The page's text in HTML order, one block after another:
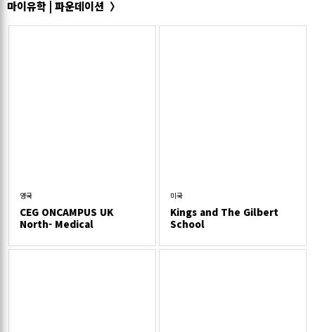
마이유학 | 파운데이션
영국
CEG ONCAMPUS UK
North- Medical
미국
Kings and The Gilbert
School